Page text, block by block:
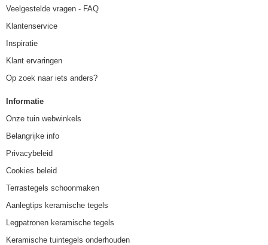
Veelgestelde vragen - FAQ
Klantenservice
Inspiratie
Klant ervaringen
Op zoek naar iets anders?
Informatie
Onze tuin webwinkels
Belangrijke info
Privacybeleid
Cookies beleid
Terrastegels schoonmaken
Aanlegtips keramische tegels
Legpatronen keramische tegels
Keramische tuintegels onderhouden